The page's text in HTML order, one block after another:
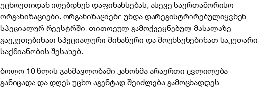
უცხოეთიდან იღებდნენ დაფინანსებას, ასევე საერთაშორისო
ორგანიზაციები. ორგანიზაციები უნდა დარეგისტრირებულიყვნენ
სპეციალურ რეესტრში, თითოეულ გამოქვეყნებულ მასალაზე
გაეკეთებინათ სპეციალური მინაწერი და მოეხსენებინათ საკუთარი
საქმიანობის შესახებ.
ბოლო 10 წლის განმავლობაში კანონმა არაერთი ცვლილება
განიცადა და დღეს უცხო აგენტად შეიძლება გამოცხადდეს